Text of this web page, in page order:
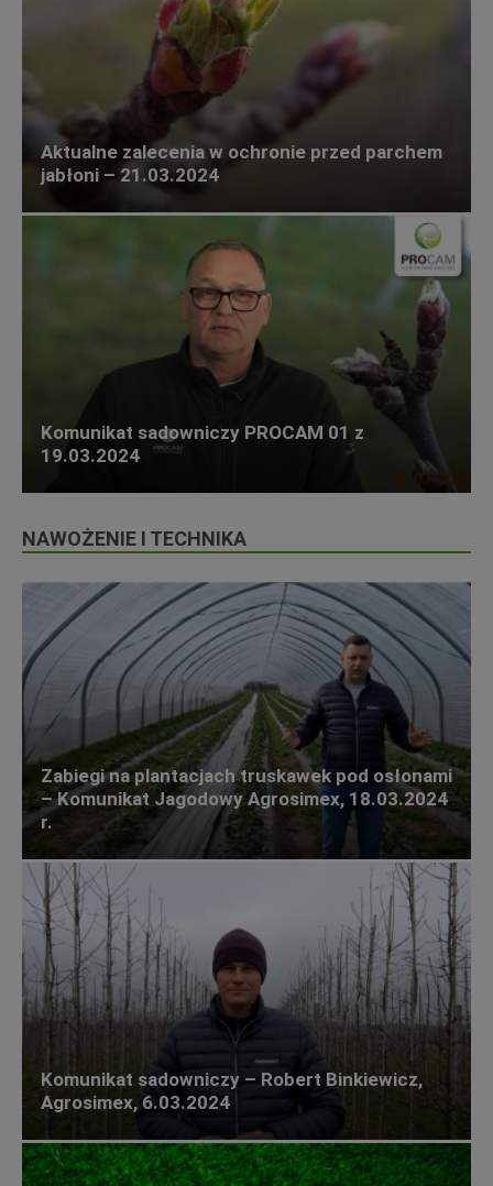
Aktualne zalecenia w ochronie przed parchem
jabłoni – 21.03.2024
Komunikat sadowniczy PROCAM 01 z
19.03.2024
NAWOŻENIE I TECHNIKA
Zabiegi na plantacjach truskawek pod osłonami
– Komunikat Jagodowy Agrosimex, 18.03.2024
r.
Komunikat sadowniczy – Robert Binkiewicz,
Agrosimex, 6.03.2024